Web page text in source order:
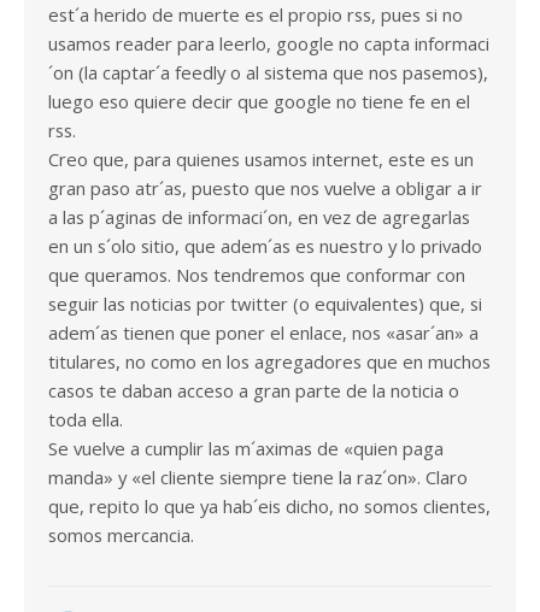
est´a herido de muerte es el propio rss, pues si no
usamos reader para leerlo, google no capta informaci
´on (la captar´a feedly o al sistema que nos pasemos),
luego eso quiere decir que google no tiene fe en el
rss.
Creo que, para quienes usamos internet, este es un
gran paso atr´as, puesto que nos vuelve a obligar a ir
a las p´aginas de informaci´on, en vez de agregarlas
en un s´olo sitio, que adem´as es nuestro y lo privado
que queramos. Nos tendremos que conformar con
seguir las noticias por twitter (o equivalentes) que, si
adem´as tienen que poner el enlace, nos «asar´an» a
titulares, no como en los agregadores que en muchos
casos te daban acceso a gran parte de la noticia o
toda ella.
Se vuelve a cumplir las m´aximas de «quien paga
manda» y «el cliente siempre tiene la raz´on». Claro
que, repito lo que ya hab´eis dicho, no somos clientes,
somos mercancia.